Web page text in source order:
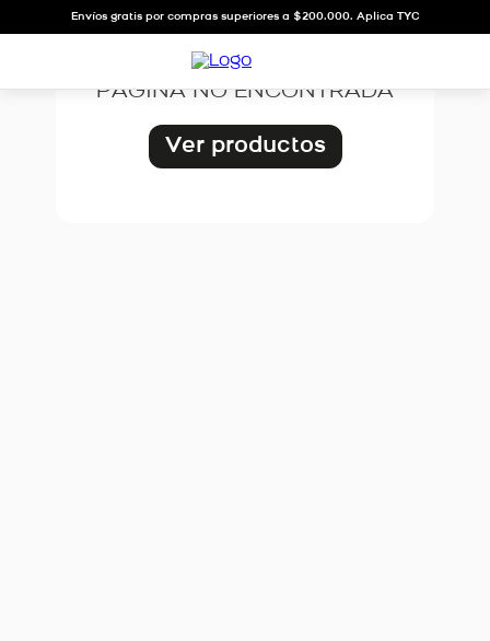
Envíos gratis por compras superiores a $200.000. Aplica TYC
OOPS!
PÁGINA NO ENCONTRADA
Ver productos